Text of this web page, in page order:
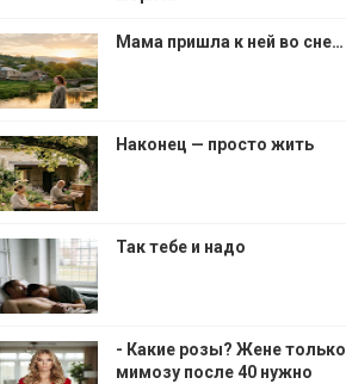
Мама пришла к ней во сне…
Наконец — просто жить
Так тебе и надо
- Какие розы? Жене только
мимозу после 40 нужно